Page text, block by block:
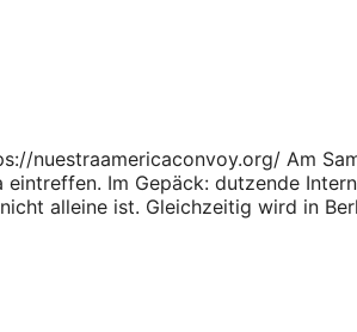
nuestraamericaconvoy.org/ Am
Im Gepäck: dutzende
alleine ist. Gleichzeitig wird in